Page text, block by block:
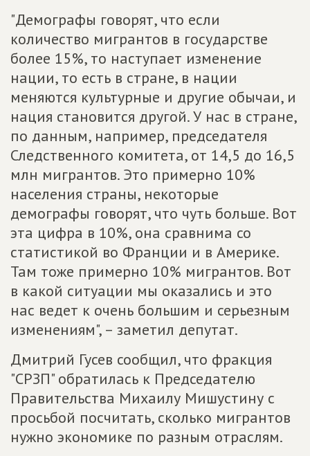
"Демографы говорят, что если
количество мигрантов в государстве
более 15%, то наступает изменение
нации, то есть в стране, в нации
меняются культурные и другие обычаи, и
нация становится другой. У нас в стране,
по данным, например, председателя
Следственного комитета, от 14,5 до 16,5
млн мигрантов. Это примерно 10%
населения страны, некоторые
демографы говорят, что чуть больше. Вот
эта цифра в 10%, она сравнима со
статистикой во Франции и в Америке.
Там тоже примерно 10% мигрантов. Вот
в какой ситуации мы оказались и это
нас ведет к очень большим и серьезным
изменениям", – заметил депутат.
Дмитрий Гусев сообщил, что фракция
"СРЗП" обратилась к Председателю
Правительства Михаилу Мишустину с
просьбой посчитать, сколько мигрантов
нужно экономике по разным отраслям.